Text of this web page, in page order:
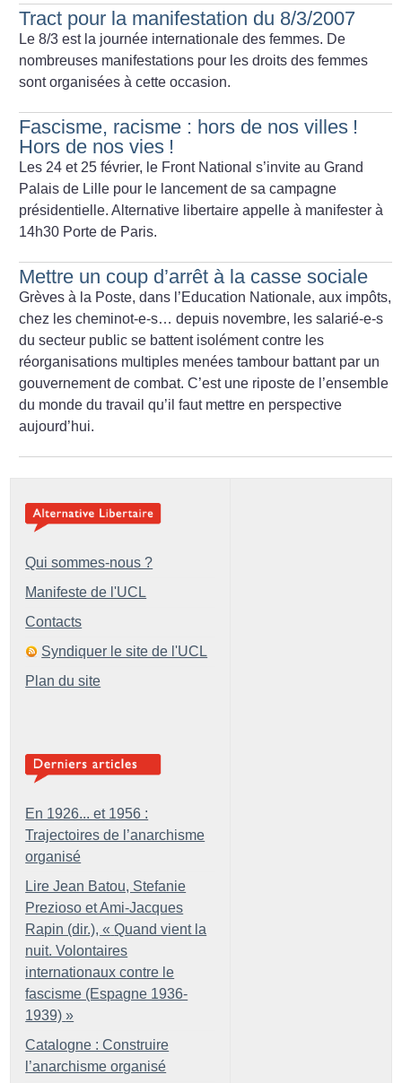
Tract pour la manifestation du 8/3/2007
Le 8/3 est la journée internationale des femmes. De
nombreuses manifestations pour les droits des femmes
sont organisées à cette occasion.
Fascisme, racisme : hors de nos villes !
Hors de nos vies !
Les 24 et 25 février, le Front National s’invite au Grand
Palais de Lille pour le lancement de sa campagne
présidentielle. Alternative libertaire appelle à manifester à
14h30 Porte de Paris.
Mettre un coup d’arrêt à la casse sociale
Grèves à la Poste, dans l’Education Nationale, aux impôts,
chez les cheminot-e-s… depuis novembre, les salarié-e-s
du secteur public se battent isolément contre les
réorganisations multiples menées tambour battant par un
gouvernement de combat. C’est une riposte de l’ensemble
du monde du travail qu’il faut mettre en perspective
aujourd’hui.
Qui sommes-nous ?
Manifeste de l'UCL
Contacts
Syndiquer le site de l'UCL
Plan du site
En 1926... et 1956 :
Trajectoires de l’anarchisme
organisé
Lire Jean Batou, Stefanie
Prezioso et Ami-Jacques
Rapin (dir.), « Quand vient la
nuit. Volontaires
internationaux contre le
fascisme (Espagne 1936-
1939) »
Catalogne : Construire
l’anarchisme organisé